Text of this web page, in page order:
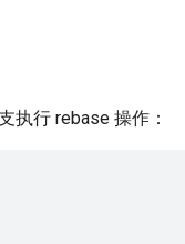
执行 rebase 操作：